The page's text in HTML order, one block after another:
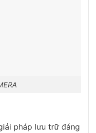
pháp lưu trữ đáng